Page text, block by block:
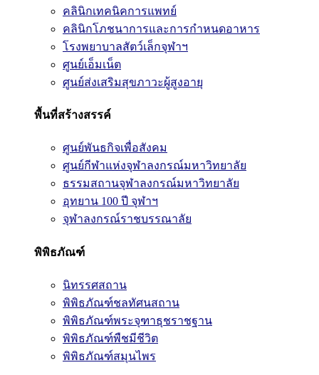
คลินิกเทคนิคการแพทย์
คลินิกโภชนาการและการกำหนดอาหาร
โรงพยาบาลสัตว์เล็กจุฬาฯ
ศูนย์เอ็มเน็ต
ศูนย์ส่งเสริมสุขภาวะผู้สูงอายุ
พื้นที่สร้างสรรค์
ศูนย์พันธกิจเพื่อสังคม
ศูนย์กีฬาแห่งจุฬาลงกรณ์มหาวิทยาลัย
ธรรมสถานจุฬาลงกรณ์มหาวิทยาลัย
อุทยาน 100 ปี จุฬาฯ
จุฬาลงกรณ์ราชบรรณาลัย
พิพิธภัณฑ์
นิทรรศสถาน
พิพิธภัณฑ์ชลทัศนสถาน
พิพิธภัณฑ์พระจุฑาธุชราชฐาน
พิพิธภัณฑ์พืชมีชีวิต
พิพิธภัณฑ์สมุนไพร